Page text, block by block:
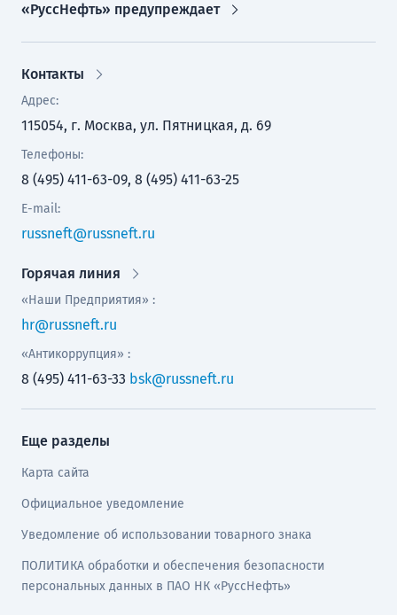
«РуссНефть» предупреждает
Контакты
Адрес:
115054, г. Москва, ул. Пятницкая, д. 69
Телефоны:
8 (495) 411-63-09, 8 (495) 411-63-25
E-mail:
russneft@russneft.ru
Горячая линия
«Наши Предприятия» :
hr@russneft.ru
«Антикоррупция» :
8 (495) 411-63-33 bsk@russneft.ru
Еще разделы
Карта сайта
Официальное уведомление
Уведомление об использовании товарного знака
ПОЛИТИКА обработки и обеспечения безопасности
персональных данных в ПАО НК «РуссНефть»